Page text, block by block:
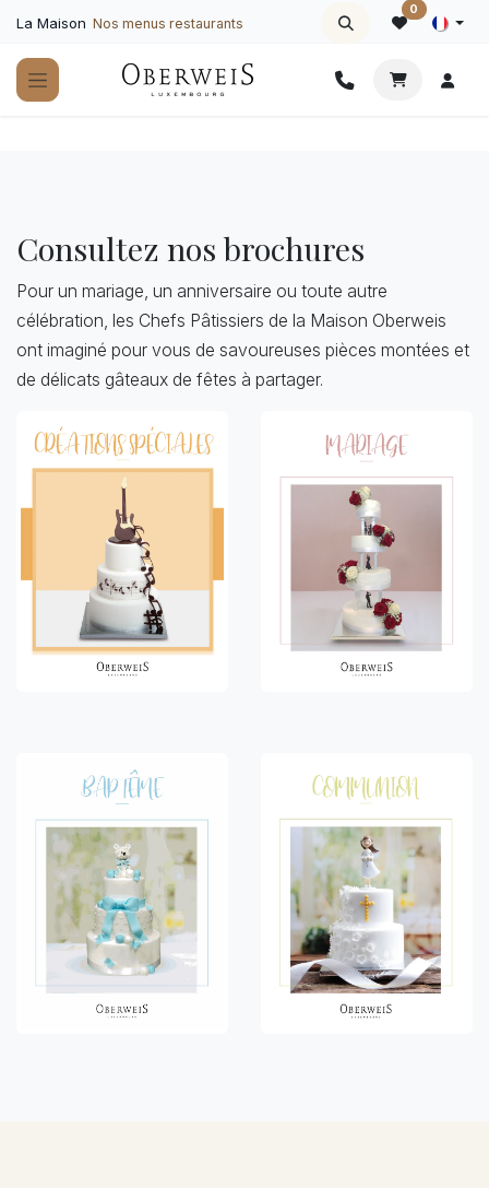
La Maison Nos menus restaurants
0
Consultez nos brochures
Pour un mariage, un anniversaire ou toute autre
célébration, les Chefs Pâtissiers de la Maison Oberweis
ont imaginé pour vous de savoureuses pièces montées et
de délicats gâteaux de fêtes à partager.